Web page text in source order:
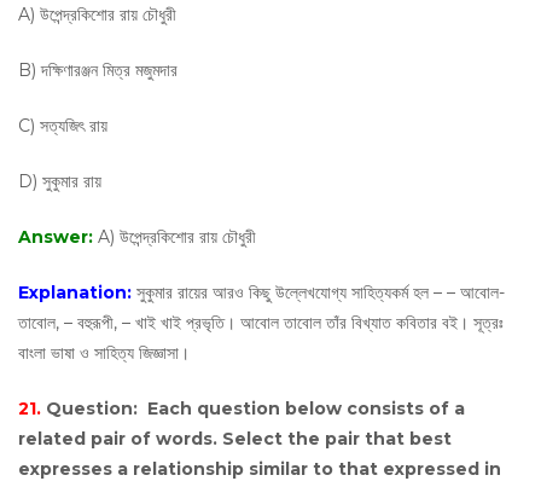
A) উপেন্দ্রকিশোর রায় চৌধুরী
B) দক্ষিণারঞ্জন মিত্র মজুমদার
C) সত্যজিৎ রায়
D) সুকুমার রায়
Answer: A) উপেন্দ্রকিশোর রায় চৌধুরী
Explanation: সুকুমার রায়ের আরও কিছু উল্লেখযোগ্য সাহিত্যকর্ম হল – – আবোল-
তাবোল, – বহুরূপী, – খাই খাই প্রভৃতি। আবোল তাবোল তাঁর বিখ্যাত কবিতার বই। সূত্রঃ
বাংলা ভাষা ও সাহিত্য জিজ্ঞাসা।
21. Question: Each question below consists of a
related pair of words. Select the pair that best
expresses a relationship similar to that expressed in